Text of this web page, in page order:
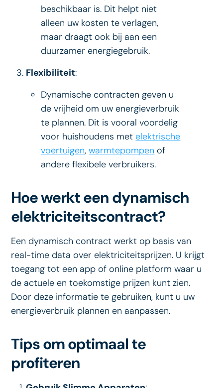
beschikbaar is. Dit helpt niet
alleen uw kosten te verlagen,
maar draagt ook bij aan een
duurzamer energiegebruik.
Flexibiliteit:
Dynamische contracten geven u
de vrijheid om uw energieverbruik
te plannen. Dit is vooral voordelig
voor huishoudens metelektrische
voertuigen,warmtepompen of
andere flexibele verbruikers.
Hoe werkt een dynamisch
elektriciteitscontract?
Een dynamisch contract werkt op basis van
real-time data over elektriciteitsprijzen. U krijgt
toegang tot een app of online platform waar u
de actuele en toekomstige prijzen kunt zien.
Door deze informatie te gebruiken, kunt u uw
energieverbruik plannen en aanpassen.
Tips om optimaal te
profiteren